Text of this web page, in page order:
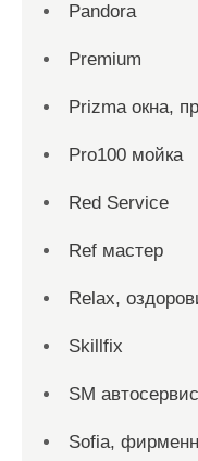
Pandora
Premium
Prizma окна,
Pro100 мойка
Red Service
Ref мастер
Relax,
Skillfix
SM автосервис
Sofia,